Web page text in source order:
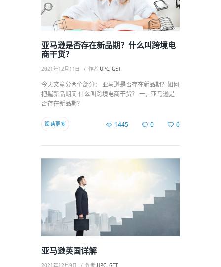
亚马逊是否存在新品期？什么叫跨境电
商干货？
2021年12月11日 作者 UPC, GET
今天文章分两个部分： 亚马逊是否存在新品期？如何
把握新品期间 什么叫跨境电商干货？ 一，亚马逊是
否存在新品期？
阅读更多 1445 0 0
亚马逊英国详解
2021年12月9日 作者 UPC, GET